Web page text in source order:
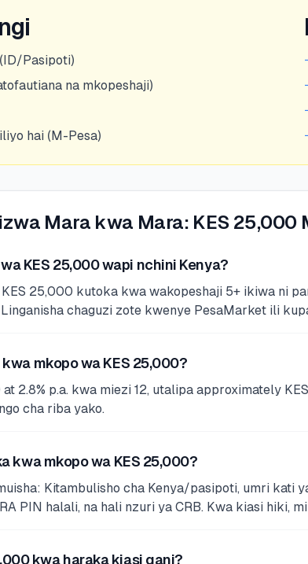
Pasipoti)
na mkopeshaji)
hai (M-Pesa)
Mara kwa Mara: KES 25,000
KES 25,000 wapi nchini Kenya?
25,000 kutoka kwa wakopeshaji 5+ ikiwa ni
chaguzi zote kwenye PesaMarket ili
mkopo wa KES 25,000?
2.8% p.a. kwa miezi 12, utalipa approximately
cha riba yako.
kwa mkopo wa KES 25,000?
Kitambulisho cha Kenya/pasipoti, umri kati
PIN halali, na hali nzuri ya CRB. Kwa kiasi hiki,
kwa haraka kiasi gani?